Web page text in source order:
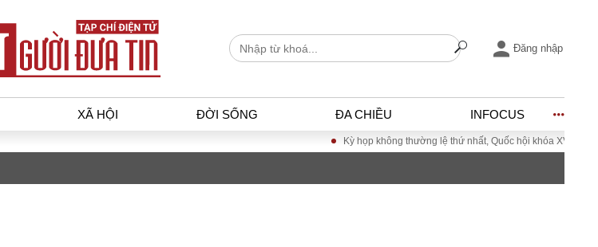
Đăng nhập
XÃ HỘI ĐỜI SỐNG ĐA CHIỀU INFOCUS
Kỳ họp không thường lệ thứ nhất, Quốc hội khóa XVI Đưa Nghị quyết